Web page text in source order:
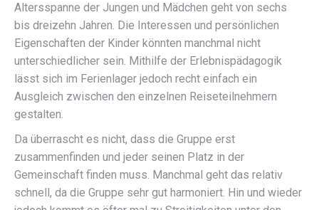
Altersspanne der Jungen und Mädchen geht von sechs
bis dreizehn Jahren. Die Interessen und persönlichen
Eigenschaften der Kinder könnten manchmal nicht
unterschiedlicher sein. Mithilfe der Erlebnispädagogik
lässt sich im Ferienlager jedoch recht einfach ein
Ausgleich zwischen den einzelnen Reiseteilnehmern
gestalten.
Da überrascht es nicht, dass die Gruppe erst
zusammenfinden und jeder seinen Platz in der
Gemeinschaft finden muss. Manchmal geht das relativ
schnell, da die Gruppe sehr gut harmoniert. Hin und wieder